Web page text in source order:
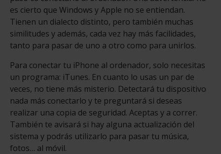
es cierto que Windows y Apple no se entiendan.
Tienen un dialecto distinto, pero también muchas
similitudes y además, cada vez hay más facilidades,
tan­to para pasar de uno a otro como para unirlos.
Para conectar tu iPhone al orde­nador, solo necesitas
un progra­ma: iTunes. En cuanto lo usas un par de
veces, no tiene más misterio. Detectará tu dispositivo
nada más conectarlo y te pregun­tará si deseas
realizar una copia de seguridad. Aceptas y a correr.
También te avisará si hay alguna actualización del
sistema y podrás utilizarlo para pasar tu música,
fotos… al móvil.